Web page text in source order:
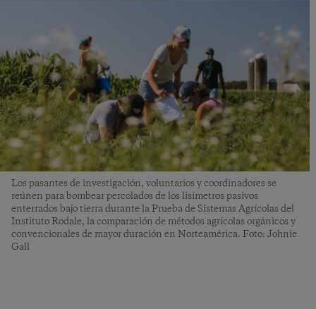
Los pasantes de investigación, voluntarios y coordinadores se
reúnen para bombear percolados de los lisímetros pasivos
enterrados bajo tierra durante la Prueba de Sistemas Agrícolas del
Instituto Rodale, la comparación de métodos agrícolas orgánicos y
convencionales de mayor duración en Norteamérica. Foto: Johnie
Gall